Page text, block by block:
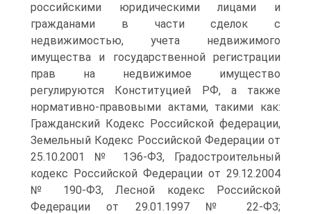
российскими юридическими лицами и
гражданами в части сделок с
недвижимостью, учета недвижимого
имущества и государственной регистрации
прав на недвижимое имущество
регулируются Конституцией РФ, а также
нормативно-правовыми актами, такими как:
Гражданский Кодекс Российской федерации,
Земельный Кодекс Российской Федерации от
25.10.2001 № 1Э6-ФЗ, Градостроительный
кодекс Российской Федерации от 29.12.2004
№ 190-ФЗ, Лесной кодекс Российской
Федерации от 29.01.1997 № 22-ФЗ;